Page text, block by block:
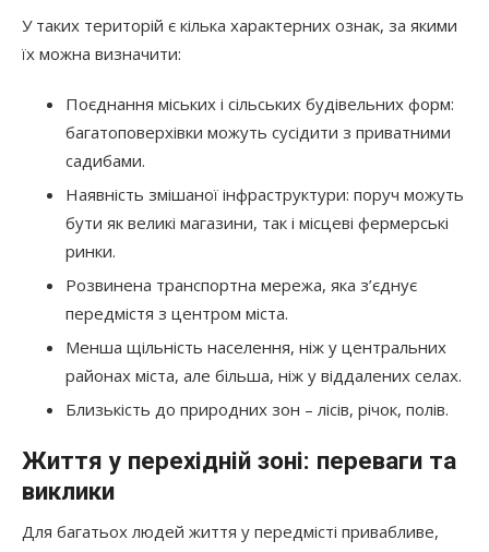
У таких територій є кілька характерних ознак, за якими
їх можна визначити:
Поєднання міських і сільських будівельних форм:
багатоповерхівки можуть сусідити з приватними
садибами.
Наявність змішаної інфраструктури: поруч можуть
бути як великі магазини, так і місцеві фермерські
ринки.
Розвинена транспортна мережа, яка з’єднує
передмістя з центром міста.
Менша щільність населення, ніж у центральних
районах міста, але більша, ніж у віддалених селах.
Близькість до природних зон – лісів, річок, полів.
Життя у перехідній зоні: переваги та
виклики
Для багатьох людей життя у передмісті привабливе,